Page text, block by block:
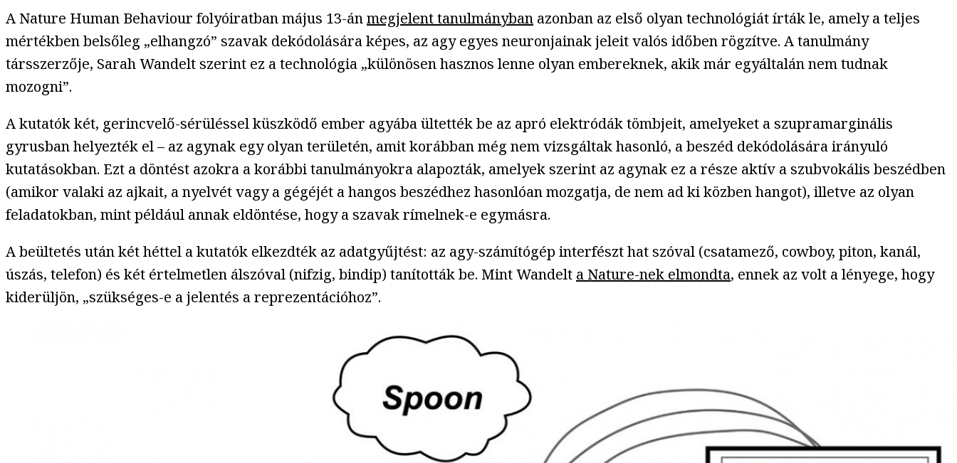
A Nature Human Behaviour folyóiratban május 13-ánmegjelent tanulmányban azonban az első olyan technológiát írták le, amely a teljes
mértékben belsőleg „elhangzó” szavak dekódolására képes, az agy egyes neuronjainak jeleit valós időben rögzítve. A tanulmány
társszerzője, Sarah Wandelt szerint ez a technológia „különösen hasznos lenne olyan embereknek, akik már egyáltalán nem tudnak
mozogni”.
A kutatók két, gerincvelő-sérüléssel küszködő ember agyába ültették be az apró elektródák tömbjeit, amelyeket a szupramarginális
gyrusban helyezték el – az agynak egy olyan területén, amit korábban még nem vizsgáltak hasonló, a beszéd dekódolására irányuló
kutatásokban. Ezt a döntést azokra a korábbi tanulmányokra alapozták, amelyek szerint az agynak ez a része aktív a szubvokális beszédben
(amikor valaki az ajkait, a nyelvét vagy a gégéjét a hangos beszédhez hasonlóan mozgatja, de nem ad ki közben hangot), illetve az olyan
feladatokban, mint például annak eldöntése, hogy a szavak rímelnek-e egymásra.
A beültetés után két héttel a kutatók elkezdték az adatgyűjtést: az agy-számítógép interfészt hat szóval (csatamező, cowboy, piton, kanál,
úszás, telefon) és két értelmetlen álszóval (nifzig, bindip) tanították be. Mint Wandelt a Nature-nek elmondta, ennek az volt a lényege, hogy
kiderüljön, „szükséges-e a jelentés a reprezentációhoz”.